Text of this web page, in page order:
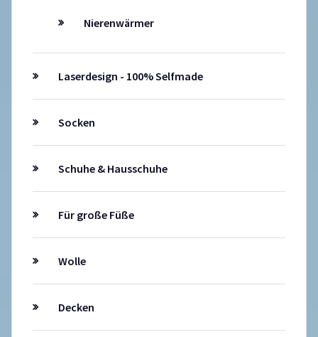
Nierenwärmer
Laserdesign - 100% Selfmade
Socken
Schuhe & Hausschuhe
Für große Füße
Wolle
Decken